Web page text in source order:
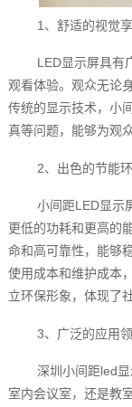
1、舒适的视觉
LED显示屏具有
观看体验。观众无论
传统的显示技术，小
真等问题，能够为观
2、出色的节能
小间距LED显示
更低的功耗和更高的
命和高可靠性，能够
使用成本和维护成本
立环保形象，体现了
3、广泛的应用
深圳小间距led
室内会议室，还是教